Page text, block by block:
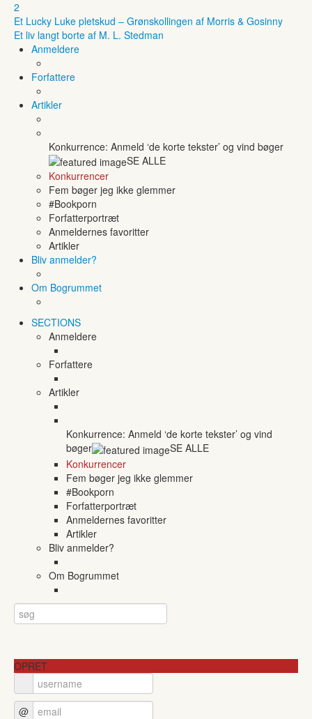
2
Et Lucky Luke pletskud – Grønskollingen af Morris & Gosinny
Et liv langt borte af M. L. Stedman
Anmeldere
Forfattere
Artikler
Konkurrence: Anmeld ‘de korte tekster’ og vind bøger
SE ALLE
Konkurrencer
Fem bøger jeg ikke glemmer
#Bookporn
Forfatterportræt
Anmeldernes favoritter
Artikler
Bliv anmelder?
Om Bogrummet
SECTIONS
Anmeldere
Forfattere
Artikler
Konkurrence: Anmeld ‘de korte tekster’ og vind
bøger
SE ALLE
Konkurrencer
Fem bøger jeg ikke glemmer
#Bookporn
Forfatterportræt
Anmeldernes favoritter
Artikler
Bliv anmelder?
Om Bogrummet
OPRET
@